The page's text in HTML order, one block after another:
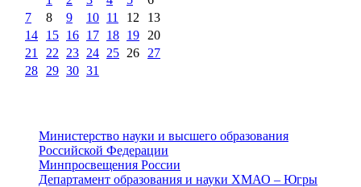
7
8 9 10 11 12
13
14
15 16 17 18 19
20
21
22 23 24 25 26
27
28
29 30 31
Министерство науки и высшего образования
Российской Федерации
Минпросвещения России
Департамент образования и науки ХМАО – Югры